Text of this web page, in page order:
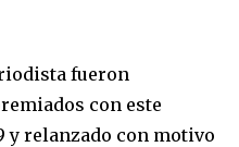
fueron
con este
y relanzado con motivo